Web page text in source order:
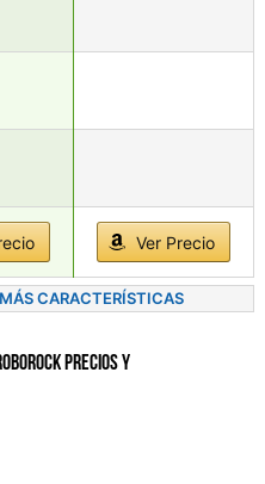
Ver Precio
CARACTERÍSTICAS
precios y